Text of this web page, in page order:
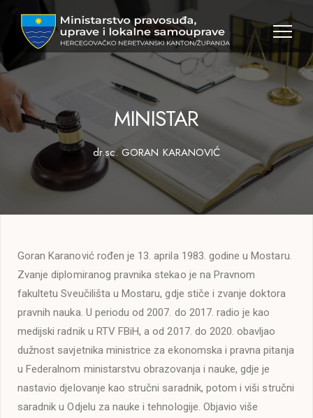
MINISTAR
dr.sc. GORAN KARANOVIĆ
Goran Karanović rođen je 13. aprila 1983. godine u Mostaru.
Zvanje diplomiranog pravnika stekao je na Pravnom
fakultetu Sveučilišta u Mostaru, gdje stiče i zvanje doktora
pravnih nauka. U periodu od 2007. do 2017. radio je kao
medijski radnik u RTV FBiH, a od 2017. do 2020. obavljao
dužnost savjetnika ministrice za ekonomska i pravna pitanja
u Federalnom ministarstvu obrazovanja i nauke, gdje je
nastavio djelovanje kao stručni saradnik, potom i viši stručni
saradnik u Odjelu za nauke i tehnologije. Objavio više